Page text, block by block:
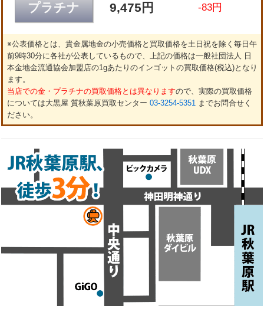
プラチナ 9,475円 -83円
※公表価格とは、貴金属地金の小売価格と買取価格を土日祝を除く毎日午
前9時30分に各社が公表しているもので、上記の価格は一般社団法人 日
本金地金流通協会加盟店の1gあたりのインゴットの買取価格(税込)となり
ます。
当店での金・プラチナの買取価格とは異なりますので、実際の買取価格
については大黒屋 質秋葉原買取センター 03-3254-5351 までお問合せく
ださい。